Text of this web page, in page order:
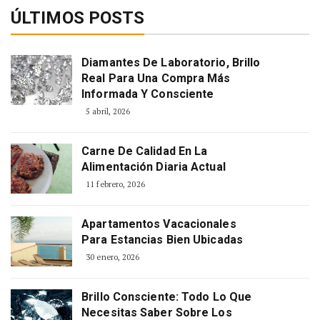
ÚLTIMOS POSTS
Diamantes De Laboratorio, Brillo
Real Para Una Compra Más
Informada Y Consciente
5 abril, 2026
Carne De Calidad En La
Alimentación Diaria Actual
11 febrero, 2026
Apartamentos Vacacionales
Para Estancias Bien Ubicadas
30 enero, 2026
Brillo Consciente: Todo Lo Que
Necesitas Saber Sobre Los